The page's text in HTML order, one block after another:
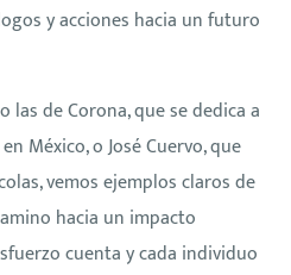
y acciones hacia un futuro
las de Corona, que se dedica a
México, o José Cuervo, que
vemos ejemplos claros de
hacia un impacto
cuenta y cada individuo